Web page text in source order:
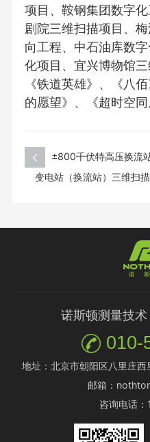
项目、鞍钢集团数字
剧院三维扫描项目、
向工程、中石油库数
化项目、宜兴博物馆三
《铁道英雄》、《八
的愿望》、《超时空同
±800千伏特高压换流
变电站（换流站）三维扫
诺斯顿测量技
010-
地址：北京市朝阳区八里庄
邮箱：
咨询电话